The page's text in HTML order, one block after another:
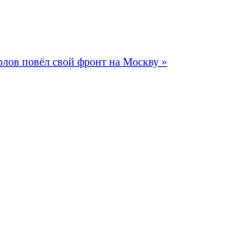
повёл свой фронт на Москву »